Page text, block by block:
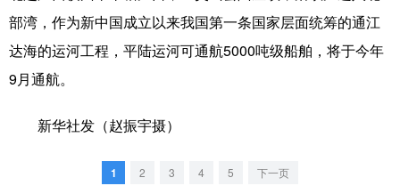
彩票
悦读 公益 书画 一带一路
亚太网
部湾，作为新中国成立以来我国第一条国家层面统筹的通江
达海的运河工程，平陆运河可通航5000吨级船舶，将于今年
9月通航。
新华社发（赵振宇摄）
1 2 3 4 5 下一页